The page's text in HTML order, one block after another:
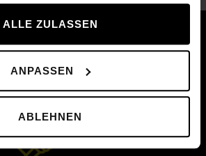
ALLE ZULASSEN
ANPASSEN
ABLEHNEN